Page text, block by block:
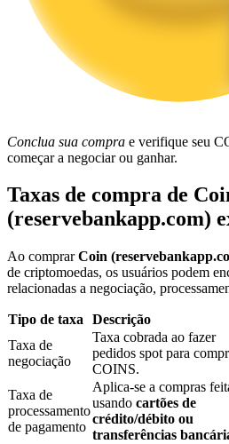
Bloqueios de BTR
Investimentos exclusivos para
Empréstimos
Serviço de empréstimo apoiado
Conclua sua compra e verifique seu
começar a negociar ou ganhar.
Taxas de compra de
(reservebankapp.com)
Ao comprarCoin
de criptomoedas, os usuários podem
relacionadas a negociação,
Tipo de taxa Descrição
Taxa de
negociação
Taxa cobrada ao fazer
pedidos spot para
COINS.
Taxa de
processamento
de pagamento
Aplica-se a compras
usando cartões de
crédito/débito ou
transferências